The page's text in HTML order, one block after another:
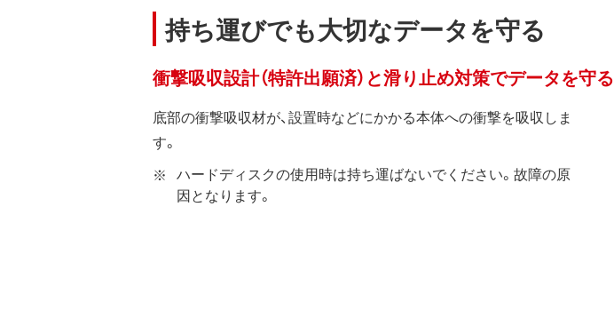
持ち運びでも大切なデータを守る
衝撃吸収設計（特許出願済）と滑り止め対策でデータを守る
底部の衝撃吸収材が、設置時などにかかる本体への衝撃を吸収しま
す。
ハードディスクの使用時は持ち運ばないでください。故障の原
因となります。